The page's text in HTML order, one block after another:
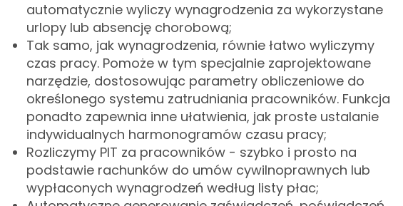
automatycznie wyliczy wynagrodzenia za wykorzystane
urlopy lub absencję chorobową;
Tak samo, jak wynagrodzenia, równie łatwo wyliczymy
czas pracy. Pomoże w tym specjalnie zaprojektowane
narzędzie, dostosowując parametry obliczeniowe do
określonego systemu zatrudniania pracowników. Funkcja
ponadto zapewnia inne ułatwienia, jak proste ustalanie
indywidualnych harmonogramów czasu pracy;
Rozliczymy PIT za pracowników - szybko i prosto na
podstawie rachunków do umów cywilnoprawnych lub
wypłaconych wynagrodzeń według listy płac;